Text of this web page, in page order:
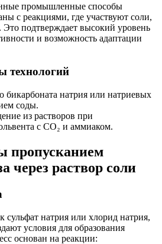
промышленные способы
с реакциями, где участвуют соли,
Это подтверждает высокий уровень
и возможность адаптации
технологий
натрия или натриевых
соды.
из растворов при
с CO₂ и аммиаком.
пропусканием
через раствор соли
сульфат натрия или хлорид натрия,
условия для образования
основан на реакции: